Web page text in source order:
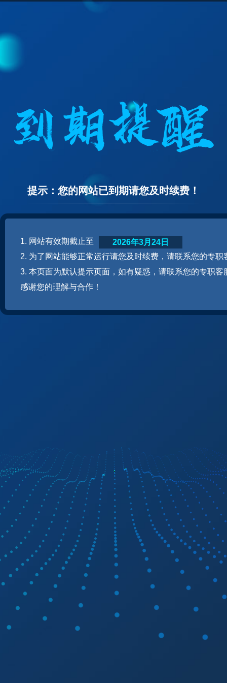
提示：您的网站已到期请您及时续费！
1. 网站有效期截止至
2. 为了网站能够正常运行请您及时续费，请联系您的专职
3. 本页面为默认提示页面，如有疑惑，请联系您的专职客
感谢您的理解与合作！
2026年3月24日